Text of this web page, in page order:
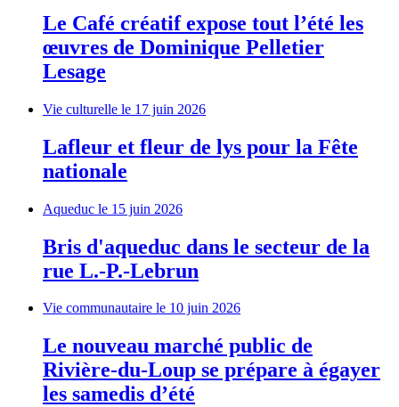
Le Café créatif expose tout l’été les
œuvres de Dominique Pelletier
Lesage
Vie culturelle le 17 juin 2026
Lafleur et fleur de lys pour la Fête
nationale
Aqueduc le 15 juin 2026
Bris d'aqueduc dans le secteur de la
rue L.-P.-Lebrun
Vie communautaire le 10 juin 2026
Le nouveau marché public de
Rivière-du-Loup se prépare à égayer
les samedis d’été